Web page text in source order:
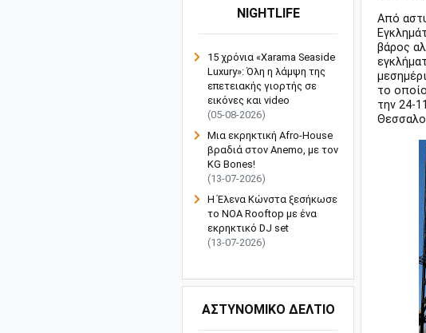
NIGHTLIFE
15 χρόνια «Xarama Seaside
Luxury»: Όλη η λάμψη της
επετειακής γιορτής σε
εικόνες και video
(05-08-2026)
Μια εκρηκτική Afro-House
βραδιά στον Anemo, με τον
KG Bones!
(13-07-2026)
Η Έλενα Κώνστα ξεσήκωσε
το NOA Rooftop με ένα
εκρηκτικό DJ set
(13-07-2026)
ΑΣΤΥΝΟΜΙΚΟ ΔΕΛΤΙΟ
Από
βάρος
το
την 24-